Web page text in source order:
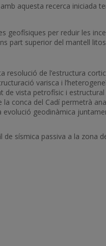
aquesta recerca iniciada
geofísiques per reduir les
part superior del mantell
resolució de l’estructura
varisca i
vista petrofísic i estructural
la conca del Cadí permetrà
evolució geodinàmica
de sísmica passiva a la zona